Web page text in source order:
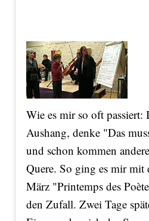
Wie es mir so oft passiert:
Aushang, denke "Das
und schon kommen
Quere. So ging es mir mit
März "Printemps des
den Zufall. Zwei Tage